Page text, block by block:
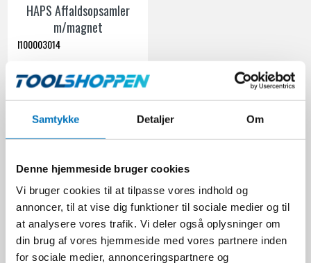
Samtykke Detaljer Om
Denne hjemmeside bruger cookies
Vi bruger cookies til at tilpasse vores indhold og
annoncer, til at vise dig funktioner til sociale medier og til
at analysere vores trafik. Vi deler også oplysninger om
din brug af vores hjemmeside med vores partnere inden
for sociale medier, annonceringspartnere og
HAPS Affaldsopsamler
m/magnet
I100003014
292,00 DKK
Ekskl. moms
Hos Toolshoppen.dk tilbyder vi et bredt udvalg af opsamlere, især
affaldsopsamlere, der kan hjælpe dig med at håndtere affald og
materialer på en effektiv og miljøvenlig måde.
Først og fremmest er opsamlere afgørende for at opretholde et rent